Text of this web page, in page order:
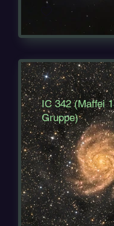
IC 342 (Maffei 1
Gruppe)